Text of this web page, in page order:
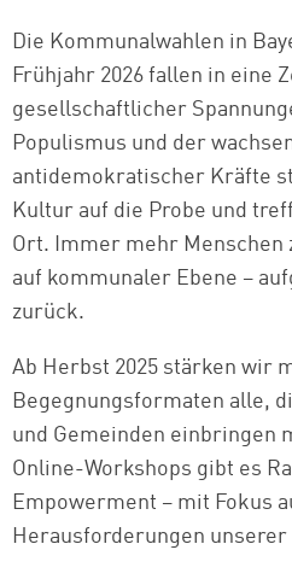
Die Kommunalwahlen in
Frühjahr 2026 fallen in eine
gesellschaftlicher
Populismus und der
antidemokratischer Kräfte
Kultur auf die Probe und
Ort. Immer mehr Menschen
auf kommunaler Ebene –
zurück.
Ab Herbst 2025 stärken wir
Begegnungsformaten alle,
und Gemeinden einbringen
Online-Workshops gibt es
Empowerment – mit Fokus
Herausforderungen unserer